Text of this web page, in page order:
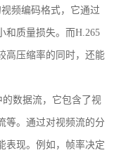
频编码格式，它通过
和质量损失。而H.265
高压缩率的同时，还能
数据流，它包含了视
等。通过对视频流的分
表现。例如，帧率决定